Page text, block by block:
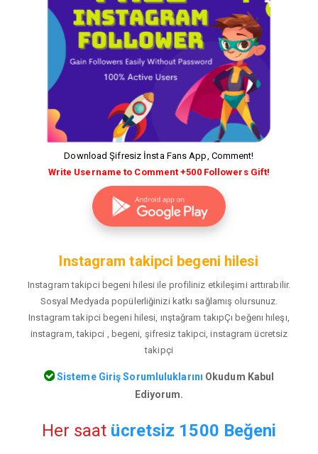
Download Şifresiz İnsta Fans App, Comment!
Write Username to Comment +500 Followers Gift!
Instagram takipci begeni hilesi
Instagram takipci begeni hilesi ile profiliniz etkileşimi arttırabilir.
Sosyal Medyada popülerliğinizi katkı sağlamış olursunuz.
Instagram takipci begeni hilesi, ınştağram takıpÇı beğenı hıleşı,
instagram, takipci , begeni, şifresiz takipci, instagram ücretsiz
takipçi
Sisteme Giriş Sorumluluklarını Okudum Kabul
Ediyorum.
Her saat ücretsiz 1500 Beğeni